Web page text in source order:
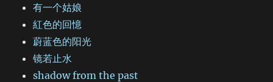
有一个姑娘
紅色的回憶
蔚蓝色的阳光
镜若止水
shadow from the past